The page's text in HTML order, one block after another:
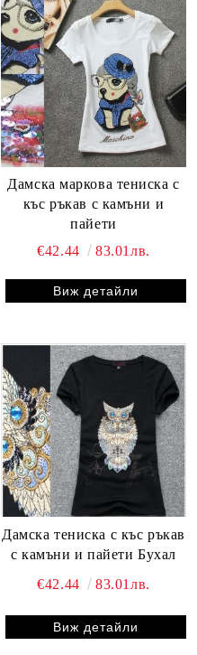
Дамска маркова тениска с
къс ръкав с камъни и
пайети
€42.44
83.01лв.
Виж детайли
Дамска тениска с къс ръкав
с камъни и пайети Бухал
€42.44
83.01лв.
Виж детайли